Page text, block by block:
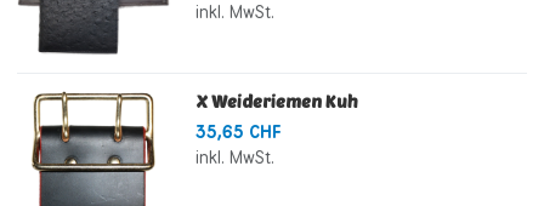
inkl. MwSt.
X Weideriemen Kuh
35,65 CHF
inkl. MwSt.